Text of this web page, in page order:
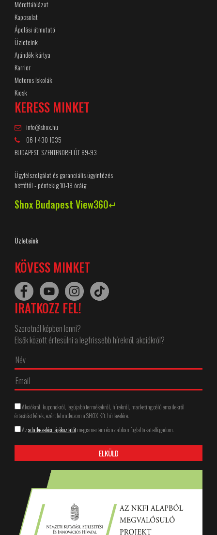
Mérettáblázat
Kapcsolat
Ápolási útmutató
Üzleteink
Ajándék kártya
Karrier
Motoros Iskolák
Kiosk
KERESS MINKET
info@shox.hu
06 1 430 1035
BUDAPEST, SZENTENDREI ÚT 89-93
Ügyfélszolgálat és garanciális ügyintézés
hétfőtől - péntekig 10-18 óráig
Shox Budapest View360↵
Üzleteink
KÖVESS MINKET
IRATKOZZ FEL!
Szeretnél képben lenni?
Elsők között értesülni a legfrissebb hírekről, akciókról?
Akciókról, kuponokról, legújabb termékekről, hírekről, marketing célú emailekről
értesítést kérek, ezért feliratkozom a SHOX Kft. hírlevelére.
Azadatkezelési tájékoztatótmegismertem és az abban foglaltakat elfogadom.